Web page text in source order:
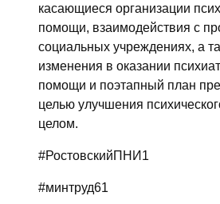
касающиеся организации
помощи, взаимодействия с
социальных учреждениях, а
изменения в оказании
помощи и поэтапный план
целью улучшения
целом.
#РостовскийПНИ1
#минтруд61